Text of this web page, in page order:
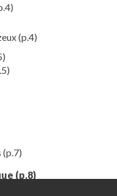
(p.4)
(p.7)
(p.8)